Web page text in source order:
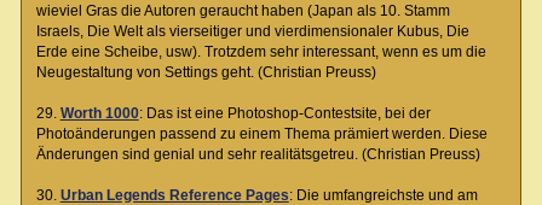
wieviel Gras die Autoren geraucht haben (Japan als 10. Stamm
Israels, Die Welt als vierseitiger und vierdimensionaler Kubus, Die
Erde eine Scheibe, usw). Trotzdem sehr interessant, wenn es um die
Neugestaltung von Settings geht. (Christian Preuss)
29. Worth 1000: Das ist eine Photoshop-Contestsite, bei der
Photoänderungen passend zu einem Thema prämiert werden. Diese
Änderungen sind genial und sehr realitätsgetreu. (Christian Preuss)
30. Urban Legends Reference Pages: Die umfangreichste und am